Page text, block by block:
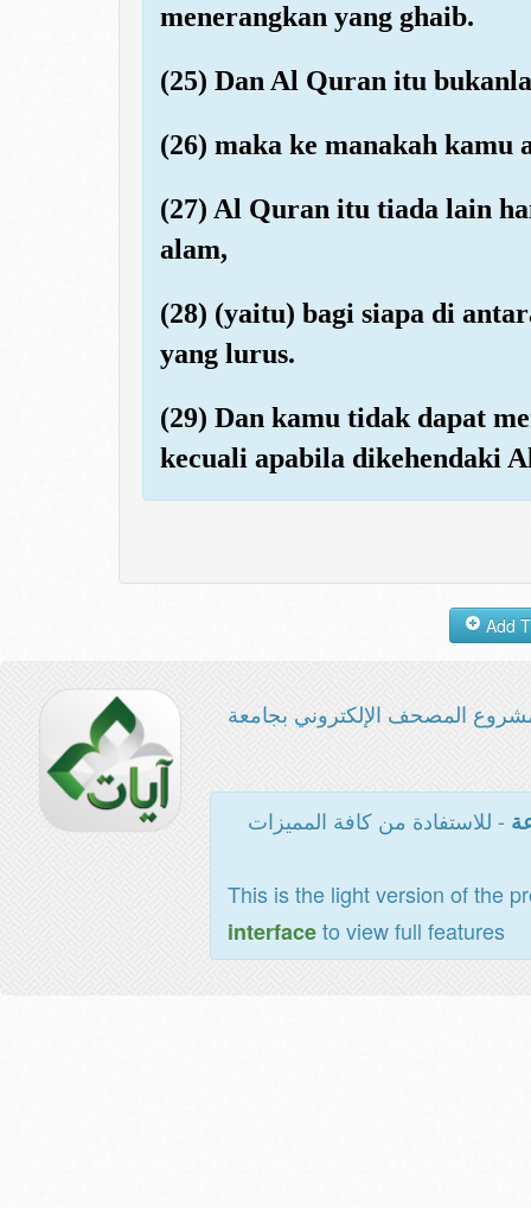
menerangkan yang ghaib.
(25) Dan Al Quran itu
(26) maka ke manakah kamu
(27) Al Quran itu tiada lain
alam,
(28) (yaitu) bagi siapa di
yang lurus.
(29) Dan kamu tidak dapat
kecuali apabila dikehendaki
المصحف الإلكتروني بجامعة
- للاستفادة من كافة المميزات
This is the light version of the
interfaceto view full features